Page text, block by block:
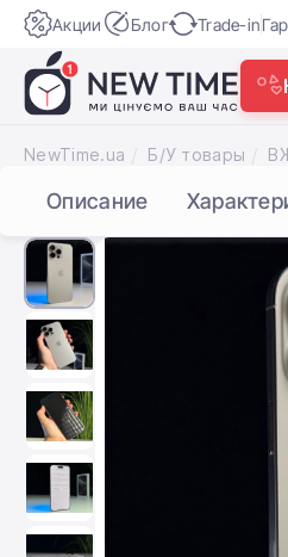
Акции Блог Trade-in
NewTime.ua Б/У товары
Описание